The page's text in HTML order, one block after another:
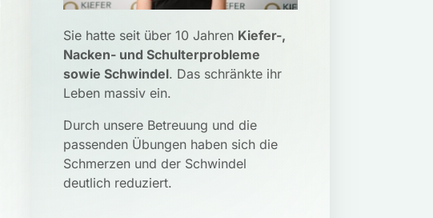
Sie hatte seit über 10 Jahren Kiefer-,
Nacken- und Schulterprobleme
sowie Schwindel. Das schränkte ihr
Leben massiv ein.
Durch unsere Betreuung und die
passenden Übungen haben sich die
Schmerzen und der Schwindel
deutlich reduziert.